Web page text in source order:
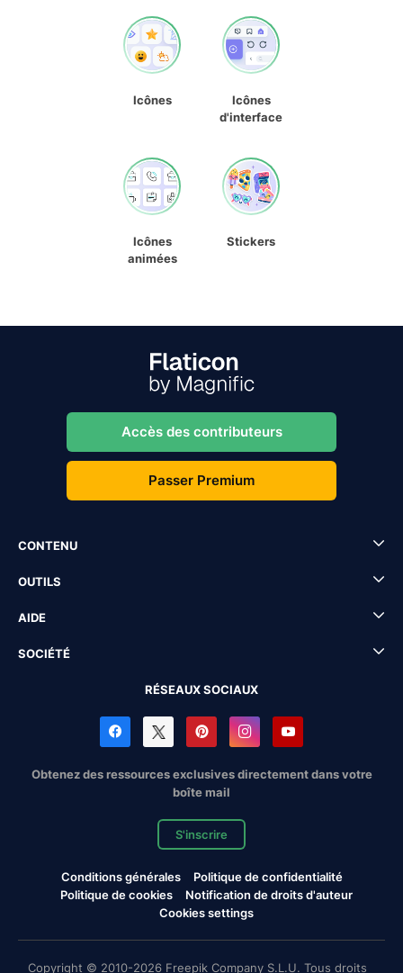
Icônes
Icônes
d'interface
Icônes
animées
Stickers
Accès des contributeurs
Passer Premium
CONTENU
OUTILS
AIDE
SOCIÉTÉ
RÉSEAUX SOCIAUX
Obtenez des ressources exclusives directement dans votre
boîte mail
S'inscrire
Conditions générales
Politique de confidentialité
Politique de cookies
Notification de droits d'auteur
Cookies settings
Copyright © 2010-2026 Freepik Company S.L.U. Tous droits